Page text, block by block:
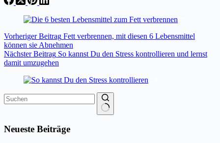
VorherigerBeitrag Fett verbrennen, mit diesen 6 Lebensmittel
können sie Abnehmen
NächsterBeitrag So kannst Du den Stress kontrollieren und lernst
damit umzugehen
Ergebnisse
Neueste Beiträge